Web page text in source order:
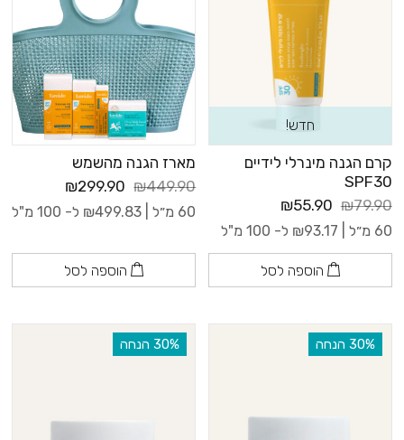
חדש!
קרם הגנה מינרלי לידיים
SPF30
₪79.90
₪55.90
60 מ״ל | ₪93.17 ל- 100 מ"ל
הוספה לסל
מארז הגנה מהשמש
₪449.90
₪299.90
60 מ״ל | ₪499.83 ל- 100 מ"ל
הוספה לסל
‫30% הנחה ‫30% הנחה